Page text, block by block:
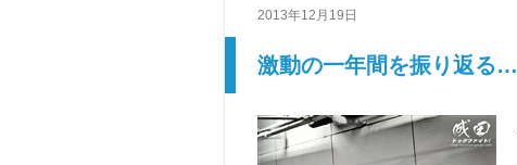
2013年12月19日
激動の一年間を振り返る…